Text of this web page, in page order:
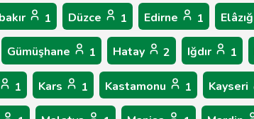
1 Düzce 1 Edirne 1 Elâzığ
Gümüşhane 1 Hatay 2 Iğdır 1
1 Kars 1 Kastamonu 1 Kayseri